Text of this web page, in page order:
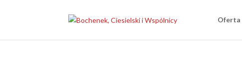
Oferta